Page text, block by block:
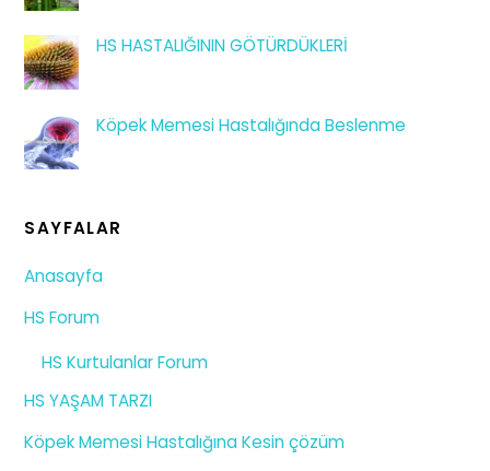
HS HASTALIĞININ GÖTÜRDÜKLERİ
Köpek Memesi Hastalığında Beslenme
SAYFALAR
Anasayfa
HS Forum
HS Kurtulanlar Forum
HS YAŞAM TARZI
Köpek Memesi Hastalığına Kesin çözüm